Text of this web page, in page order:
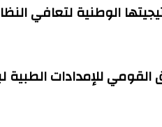
الوطنية لتعافي
للإمدادات الطبية